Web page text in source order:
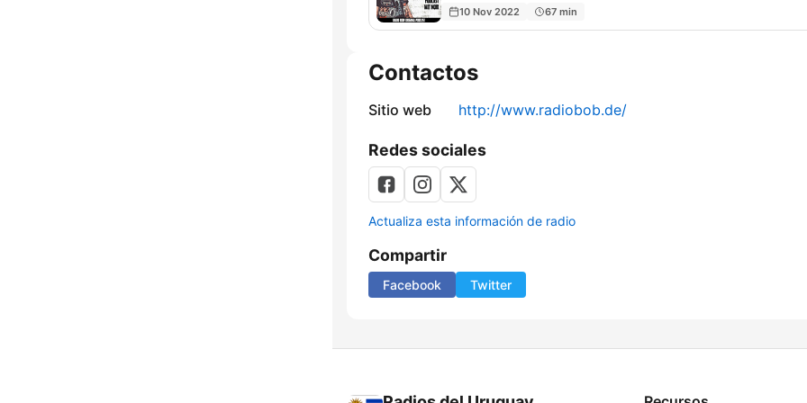
10 Nov 2022 67 min
Contactos
Sitio web http://www.radiobob.de/
Redes sociales
Actualiza esta información de radio
Compartir
Facebook Twitter